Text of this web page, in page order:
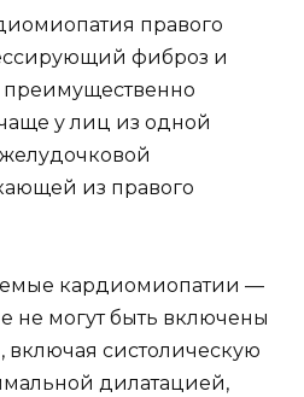
правого
фиброз и
у лиц из одной
из правого
кардиомиопатии —
не могут быть включены
систолическую
дилатацией,